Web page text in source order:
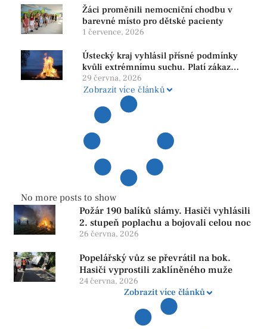
Žáci proměnili nemocniční chodbu v
barevné místo pro dětské pacienty
1 července, 2026
Ústecký kraj vyhlásil přísné podmínky
kvůli extrémnímu suchu. Platí zákaz
ohňů i pyrotechniky
29 června, 2026
Zobrazit více článků
No more posts to show
Požár 190 balíků slámy. Hasiči vyhlásili
2. stupeň poplachu a bojovali celou noc
26 června, 2026
Popelářský vůz se převrátil na bok.
Hasiči vyprostili zaklíněného muže
24 června, 2026
Zobrazit více článků